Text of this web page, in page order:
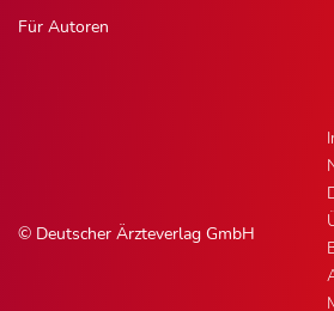
Für Autoren
© Deutscher Ärzteverlag GmbH